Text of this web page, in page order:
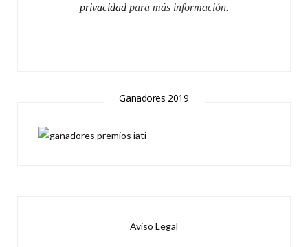
privacidadpara más información.
Ganadores 2019
Aviso Legal